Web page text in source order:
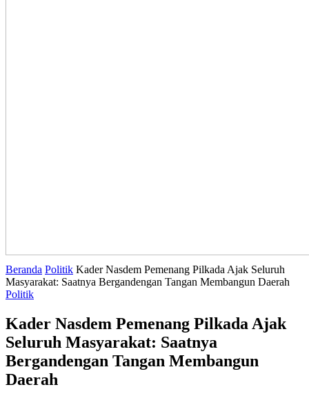
Beranda Politik Kader Nasdem Pemenang Pilkada Ajak Seluruh
Masyarakat: Saatnya Bergandengan Tangan Membangun Daerah
Politik
Kader Nasdem Pemenang Pilkada Ajak
Seluruh Masyarakat: Saatnya
Bergandengan Tangan Membangun
Daerah